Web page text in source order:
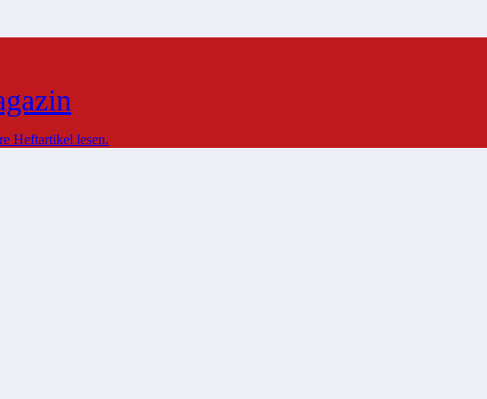
Heftartikel lesen.